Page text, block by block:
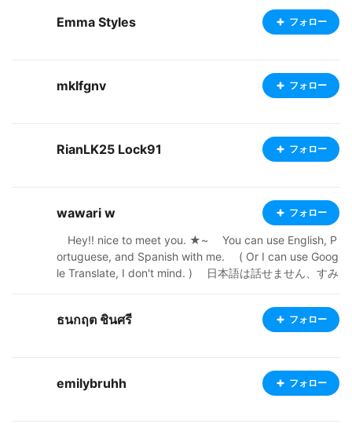
Emma Styles フォロー
mklfgnv フォロー
RianLK25 Lock91 フォロー
wawari w フォロー
⠀ Hey!! nice to meet you. ★~ ⠀ You can use English, P
ortuguese, and Spanish with me. ⠀ ( Or I can use Goog
le Translate, I don't mind. ) ⠀ 日本語は話せません、すみ
back are appreciated! ⠀ NOT open for commissions y
et. Nor requests. ⠀ https://kkyooishi.booth.pm ⠀ http
ธนกฤต ชินศรี フォロー
emilybruhh フォロー